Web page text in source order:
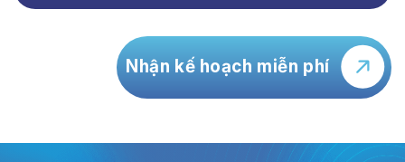
Nhận kế hoạch miễn phí